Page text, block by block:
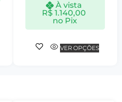
À vista
R$ 1.140,00
no Pix
VER OPÇÕES